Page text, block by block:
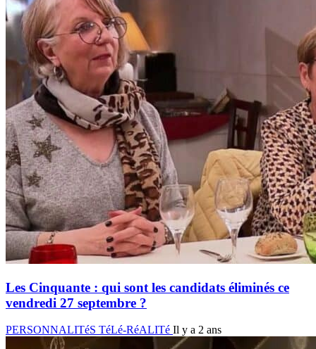
Les Cinquante : qui sont les candidats éliminés ce
vendredi 27 septembre ?
PERSONNALITéS TéLé-RéALITé Il y a 2 ans